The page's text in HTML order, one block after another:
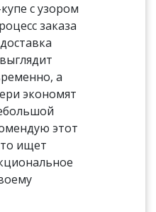
с узором
заказа
а
экономят
этот
ищет